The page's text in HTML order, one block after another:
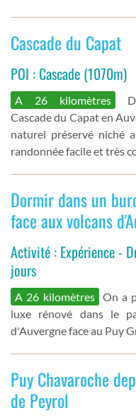
Cascade du Capat
POI : Cascade (1070m)
A 26 kilomètres
Cascade du Capat en
naturel préservé niché
randonnée facile et très
Dormir dans un
face aux volcans
Activité : Expérience -
jours
A 26 kilomètres
On a
luxe rénové dans le
d'Auvergne face au Puy
Puy Chavaroche
de Peyrol